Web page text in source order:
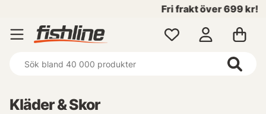
Fri frakt över 699 kr!
Kläder & Skor